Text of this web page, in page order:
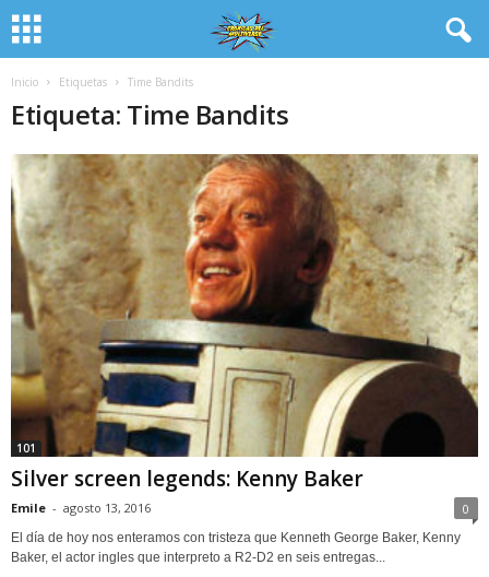
Inicio Etiquetas Time Bandits
Etiqueta: Time Bandits
101
Silver screen legends: Kenny Baker
Emile - agosto 13, 2016 0
El día de hoy nos enteramos con tristeza que Kenneth George Baker, Kenny
Baker, el actor ingles que interpreto a R2-D2 en seis entregas...